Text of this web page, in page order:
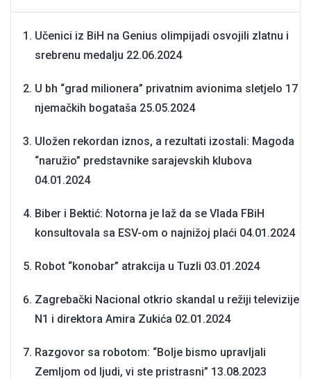
Učenici iz BiH na Genius olimpijadi osvojili zlatnu i
srebrenu medalju 22.06.2024
U bh “grad milionera” privatnim avionima sletjelo 17
njemačkih bogataša 25.05.2024
Uložen rekordan iznos, a rezultati izostali: Magoda
“naružio” predstavnike sarajevskih klubova
04.01.2024
Biber i Bektić: Notorna je laž da se Vlada FBiH
konsultovala sa ESV-om o najnižoj plaći 04.01.2024
Robot “konobar” atrakcija u Tuzli 03.01.2024
Zagrebački Nacional otkrio skandal u režiji televizije
N1 i direktora Amira Zukića 02.01.2024
Razgovor sa robotom: “Bolje bismo upravljali
Zemljom od ljudi, vi ste pristrasni” 13.08.2023